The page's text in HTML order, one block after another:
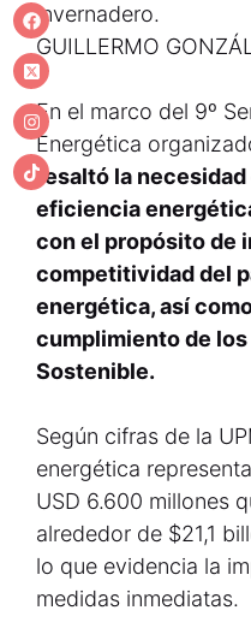
invernadero.
GUILLERMO
En el marco del 9º
Energética
resaltó la
eficiencia
con el propósito de
competitividad del
energética, así
cumplimiento de
Sostenible.
Según cifras de la
energética
USD 6.600 millones
alrededor de $21,1
lo que evidencia la
medidas inmediatas.